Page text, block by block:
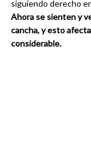
siguiendo derecho
Ahora se sienten y
cancha, y esto
considerable.